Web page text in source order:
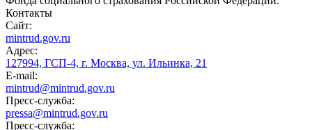
Контакты
Сайт:
mintrud.gov.ru
Адрес:
127994, ГСП-4, г. Москва, ул. Ильинка, 21
E-mail:
mintrud@mintrud.gov.ru
Пресс-служба:
pressa@mintrud.gov.ru
Пресс-служба: